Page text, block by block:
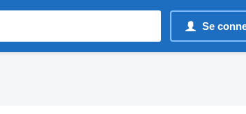
Se